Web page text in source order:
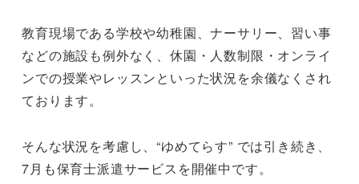
教育現場である学校や幼稚園、ナーサリー、習い事
などの施設も例外なく、休園・人数制限・オンライ
ンでの授業やレッスンといった状況を余儀なくされ
ております。
そんな状況を考慮し、“ゆめてらす” では引き続き、
7月も保育士派遣サービスを開催中です。